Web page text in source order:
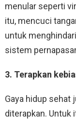
menular seperti
itu, mencuci
untuk
sistem
3. Terapkan
Gaya hidup sehat
diterapkan. Untuk